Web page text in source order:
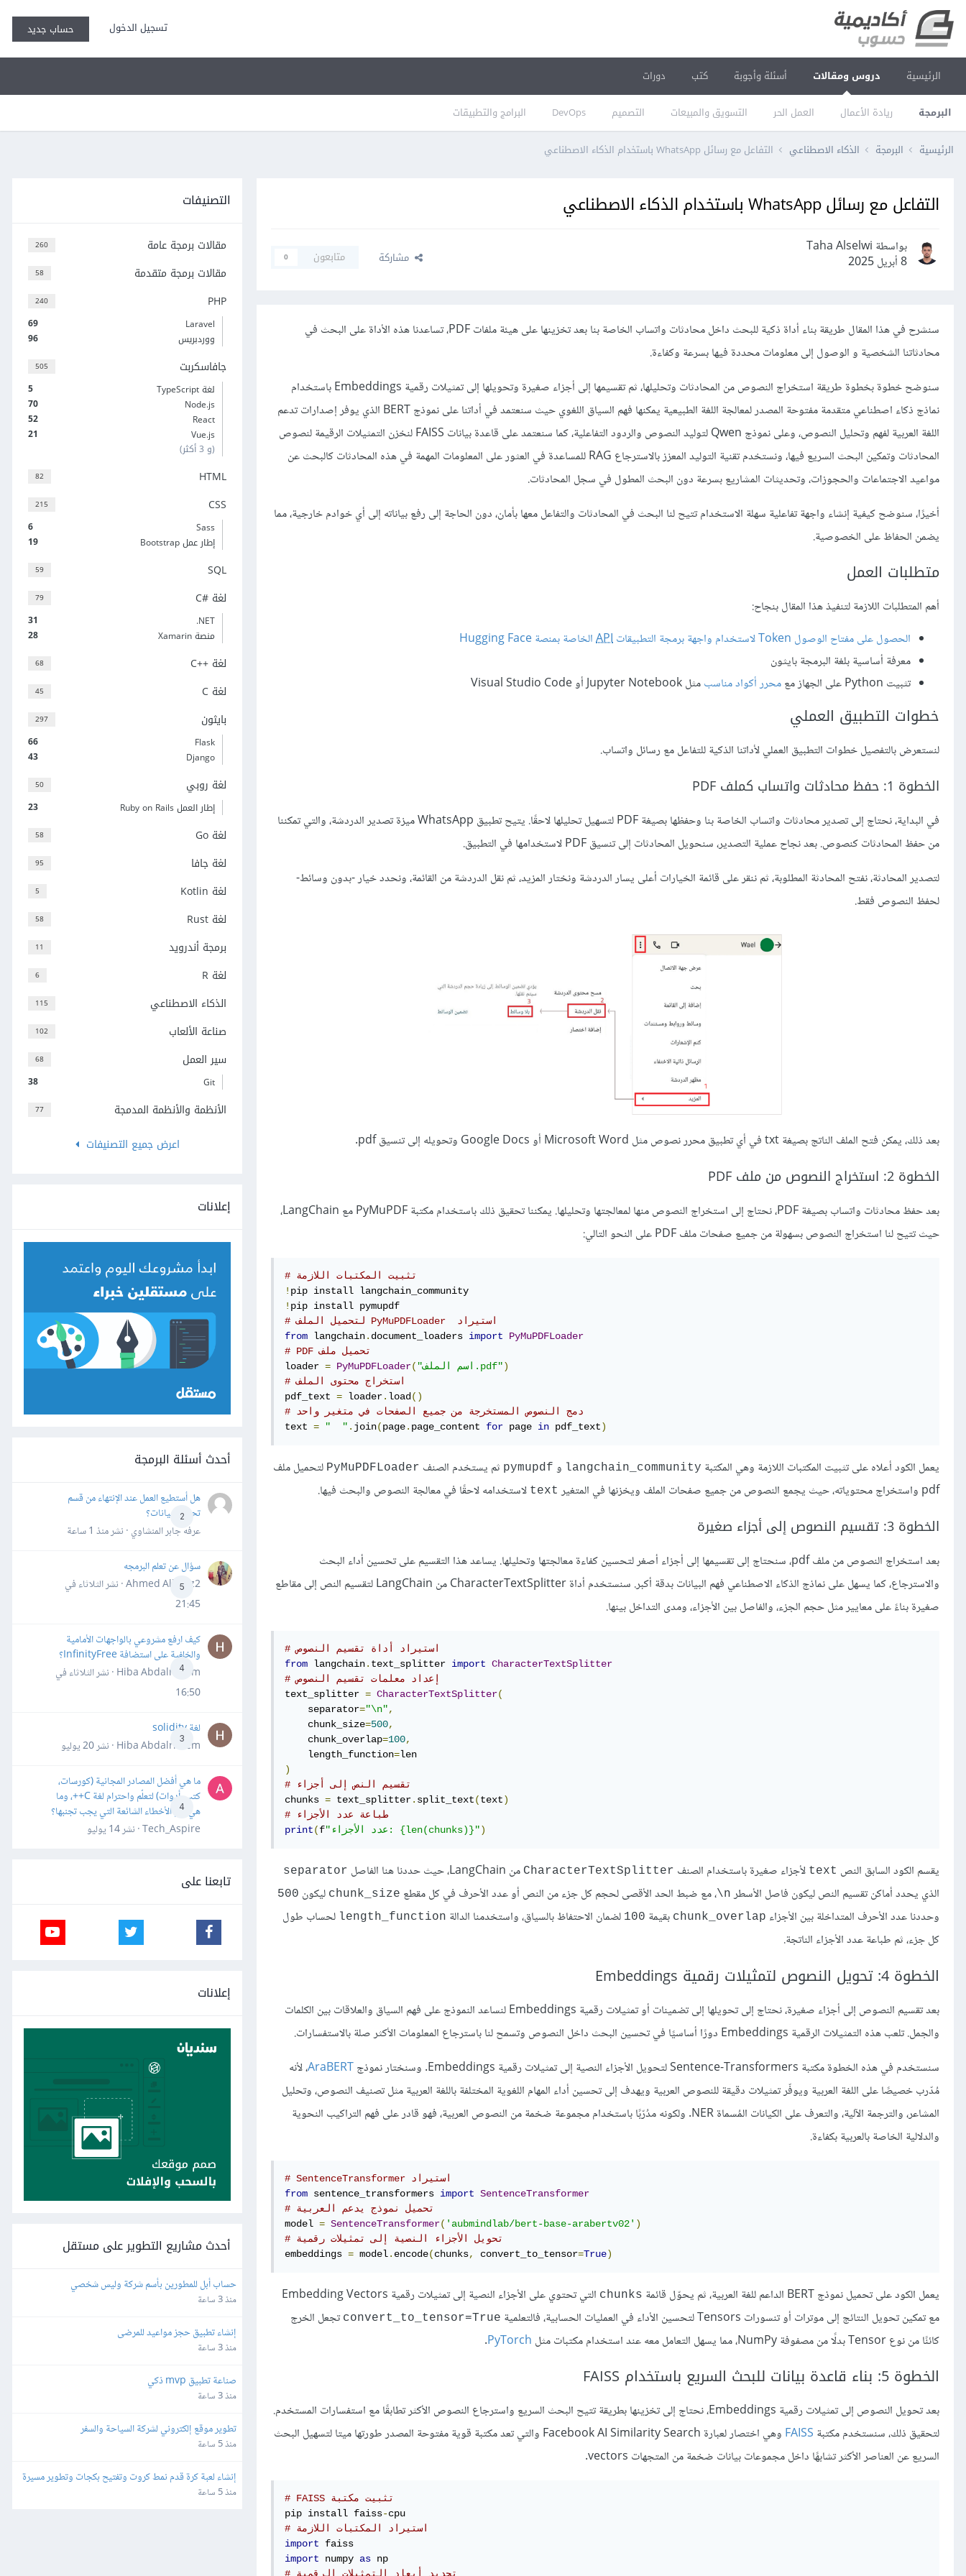
تسجيل الدخول حساب جديد
الرئيسية دروس ومقالات
البرمجة ريادة الأعمال العمل الحر التسويق والمبيعات التصميم DevOps البرامج والتطبيقات
أسئلة وأجوبة كتب دورات
الرئيسية البرمجة الذكاء الاصطناعي التفاعل مع رسائل WhatsApp باستخدام الذكاء الاصطناعي
التفاعل مع رسائل WhatsApp باستخدام الذكاء الاصطناعي
بواسطة Taha Alselwi
8 أبريل 2025
مشاركة متابعون 0
سنشرح في هذا المقال طريقة بناء أداة ذكية للبحث داخل محادثات واتساب الخاصة بنا بعد تخزينها على هيئة ملفات PDF، تساعدنا هذه الأداة على البحث في
محادثاتنا الشخصية و الوصول إلى معلومات محددة فيها بسرعة وكفاءة.
سنوضح خطوة بخطوة طريقة استخراج النصوص من المحادثات وتحليلها، ثم تقسيمها إلى أجزاء صغيرة وتحويلها إلى تمثيلات رقمية Embeddings باستخدام
نماذج ذكاء اصطناعي متقدمة مفتوحة المصدر لمعالجة اللغة الطبيعية يمكنها فهم السياق اللغوي حيث سنعتمد في أداتنا على نموذج BERT الذي يوفر إصدارات تدعم
اللغة العربية لفهم وتحليل النصوص، وعلى نموذج Qwen لتوليد النصوص والردود التفاعلية، كما سنعتمد على قاعدة بيانات FAISS لنخزن التمثيلات الرقيمة لنصوص
المحادثات وتمكين البحث السريع فيها، ونستخدم تقنية التوليد المعزز بالاسترجاع RAG للمساعدة في العثور على المعلومات المهمة في هذه المحادثات كالبحث عن
مواعيد الاجتماعات والحجوزات، وتحديثات المشاريع بسرعة دون البحث المطول في سجل المحادثات.
أخيرًا، سنوضح كيفية إنشاء واجهة تفاعلية سهلة الاستخدام تتيح لنا البحث في المحادثات والتفاعل معها بأمان، دون الحاجة إلى رفع بياناته إلى أي خوادم خارجية، مما
يضمن الحفاظ على الخصوصية.
متطلبات العمل
أهم المتطلبات اللازمة لتنفيذ هذا المقال بنجاح:
الحصول على مفتاح الوصول Token لاستخدام واجهة برمجة التطبيقات
APIالخاصة بمنصة Hugging Face
معرفة أساسية بلغة البرمجة بايثون
تثبيت Python على الجهاز مع
محرر أكواد مناسبمثل Jupyter Notebook أو Visual Studio Code
خطوات التطبيق العملي
لنستعرض بالتفصيل خطوات التطبيق العملي لأداتنا الذكية للتفاعل مع رسائل واتساب.
الخطوة 1: حفظ محادثات واتساب كملف PDF
في البداية، نحتاج إلى تصدير محادثات واتساب الخاصة بنا وحفظها بصيغة PDF لتسهيل تحليلها لاحقًا. يتيح تطبيق WhatsApp ميزة تصدير الدردشة، والتي تمكننا
من حفظ المحادثات كنصوص. بعد نجاح عملية التصدير، سنحويل المحادثات إلى تنسيق PDF لاستخدامها في التطبيق.
لتصدير المحادثة، نفتح المحادثة المطلوبة، ثم ننقر على قائمة الخيارات أعلى يسار الدردشة ونختار المزيد، ثم نقل الدردشة من القائمة، ونحدد خيار -بدون وسائط-
لحفظ النصوص فقط.
بعد ذلك، يمكن فتح الملف الناتج بصيغة txt في أي تطبيق محرر نصوص مثل Microsoft Word أو Google Docs وتحويله إلى تنسيق pdf.
الخطوة 2: استخراج النصوص من ملف PDF
بعد حفظ محادثات واتساب بصيغة PDF، نحتاج إلى استخراج النصوص منها لمعالجتها وتحليلها. يمكننا تحقيق ذلك باستخدام مكتبة PyMuPDF مع LangChain،
حيث تتيح لنا استخراج النصوص بسهولة من جميع صفحات ملف PDF على النحو التالي:
# تثبيت المكتبات اللازمة
!
!
# لتحميل الملف PyMuPDFLoader  استيراد
from langchain. document_loaders import
PyMuPDFLoader
loader = PyMuPDFLoader( "اسم الملف.pdf")
# استخراج محتوى الملف
pdf_text = loader. load()
# دمج النصوص المستخرجة من جميع الصفحات في متغير واحد
text = "  " . join(page. page_content for page in pdf_text)
يعمل الكود أعلاه على تثبيت المكتبات اللازمة وهي المكتبة langchain_community و pymupdf ثم يستخدم الصنف PyMuPDFLoader لتحميل ملف
pdf واستخراج محتوياته، حيث يجمع النصوص من جميع صفحات الملف ويخزنها في المتغير
text لاستخدامه لاحقًا في معالجة النصوص والبحث فيها.
الخطوة 3: تقسيم النصوص إلى أجزاء صغيرة
بعد استخراج النصوص من ملف pdf، سنحتاج إلى تقسيمها إلى أجزاء أصغر لتحسين كفاءة معالجتها وتحليلها. يساعد هذا التقسيم على تحسين أداء البحث
والاسترجاع، كما يسهل على نماذج الذكاء الاصطناعي فهم البيانات بدقة أكبر. سنستخدم أداة CharacterTextSplitter من LangChain لتقسيم النص إلى مقاطع
صغيرة بناءً على معايير مثل حجم الجزء، والفاصل بين الأجزاء، ومدى التداخل بينها.
# استيراد أداة تقسيم النصوص
from langchain. text_splitter import CharacterTextSplitter
# إعداد معلمات تقسيم النصوص
text_splitter = CharacterTextSplitter(
    separator
="\n",
    chunk_size
=500,
    chunk_overlap
=100,
    length_function
=
)
# تقسيم النص إلى أجزاء
chunks = text_splitter. split_text(text)
# طباعة عدد الأجزاء
print(f "عدد الأجزاء: {len(chunks)}")
يقسم الكود السابق النص text لأجزاء صغيرة باستخدام الصنف CharacterTextSplitter من LangChain، حيث حددنا هنا الفاصل separator
الذي يحدد أماكن تقسيم النص ليكون فاصل الأسطر n\ ، مع ضبط الحد الأقصى لحجم كل جزء من النص أو عدد الأحرف في كل مقطع chunk_size ليكون 500
وحددنا عدد الأحرف المتداخلة بين الأجزاء chunk_overlap بقيمة 100 لضمان الاحتفاظ بالسياق، واستخدمنا الدالة length_function لحساب طول
كل جزء، ثم طباعة عدد الأجزاء الناتجة.
الخطوة 4: تحويل النصوص لتمثيلات رقمية Embeddings
بعد تقسيم النصوص إلى أجزاء صغيرة، نحتاج إلى تحويلها إلى تضمينات أو تمثيلات رقمية Embeddings لنساعد النموذج على فهم السياق والعلاقات بين الكلمات
والجمل. تلعب هذه التمثيلات الرقمية Embeddings دورًا أساسيًا في تحسين البحث داخل النصوص وتسمح لنا باسترجاع المعلومات الأكثر صلة بالاستفسارات.
سنستخدم في هذه الخطوة مكتبة Sentence-Transformers لتحويل الأجزاء النصية إلى تمثيلات رقمية Embeddings. وسنختار نموذج
AraBERT، لأنه
مُدّرب خصيصًا على اللغة العربية ويوفّر تمثيلات دقيقة للنصوص العربية ويهدف إلى تحسين أداء المهام اللغوية المختلفة باللغة العربية مثل تصنيف النصوص، وتحليل
المشاعر، والترجمة الآلية، والتعرف على الكيانات المُسماة NER. ولكونه مدُرّبًا باستخدام مجموعة ضخمة من النصوص العربية، فهو قادر على فهم التراكيب النحوية
والدلالية الخاصة بالعربية بكفاءة.
from sentence_transformers import SentenceTransformer
model = SentenceTransformer( 'aubmindlab/bert-base-arabertv02' )
# تحويل الأجزاء النصية إلى تمثيلات رقمية
embeddings = model. encode(chunks, convert_to_tensor=True)
يعمل الكود على تحميل نموذج BERT الداعم للغة العربية، ثم يحوّل قائمة chunks
التي تحتوي على الأجزاء النصية إلى تمثيلات رقمية Embedding Vectors
مع تمكين تحويل النتائج إلى موترات أو تنسورات Tensors لتحسين الأداء في العمليات الحسابية، فالتعلمية
convert_to_tensor=True تجعل الخرج
كائنًا من نوع Tensor بدلًا من مصفوفة NumPy، مما يسهل التعامل معه عند استخدام مكتبات مثل
PyTorch
.
الخطوة 5: بناء قاعدة بيانات للبحث السريع باستخدام FAISS
بعد تحويل النصوص إلى تمثيلات رقمية Embeddings، نحتاج إلى تخزينها بطريقة تتيح البحث السريع واسترجاع النصوص الأكثر تطابقًا مع استفسارات المستخدم.
لتحقيق ذلك، سنستخدم مكتبة FAISS
وهي اختصار لعبارة Facebook AI Similarity Search والتي تعد مكتبة قوية مفتوحة المصدر طورتها ميتا لتسهيل البحث
السريع عن العناصر الأكثر تشابهًا داخل مجموعات بيانات ضخمة من المتجهات vectors.
pip install faiss-
# استيراد المكتبات اللازمة
import
import numpy as
# تحديد أبعاد التمثيلات الرقمية
التصنيفات
260 مقالات برمجة عامة
58 مقالات برمجة متقدمة
240 PHP
69
Laravel
96
ووردبريس
505 جافاسكربت
5
لغة TypeScript
70
Node.js
52
React
21
Vue.js
(و 3 أكثر)
82 HTML
215 CSS
6
Sass
19
إطار عمل Bootstrap
59 SQL
79 لغة C#‎
31
‎.NET
28
منصة Xamarin
68 لغة C++‎
45 لغة C
297 بايثون
66
Flask
43
Django
50 لغة روبي
23 إطار العمل Ruby on Rails
58 لغة Go
95 لغة جافا
5 لغة Kotlin
58 لغة Rust
11 برمجة أندرويد
6 لغة R
115 الذكاء الاصطناعي
102 صناعة الألعاب
68 سير العمل
38 Git
77
الأنظمة والأنظمة المدمجة
اعرض جميع التصنيفات
إعلانات
أحدث أسئلة البرمجة
2
هل أستطيع العمل عند الإنتهاء من قسم
تحليل البيانات؟
عرفه جابر المنشاوي · نشرمنذ 1 ساعة
5
سؤال عن تعلم البرمجه
Ahmed Alhafiz2 · نشر
الثلاثاء في
21:45
4
كيف ارفع مشروعي بالواجهات الأمامية
والخلفية على استضافة InfinityFree؟
Hiba Abdalrheem · نشر
الثلاثاء في
16:50
3
لغة solidity
Hiba Abdalrheem · نشر
20 يوليو
4
ما هي أفضل المصادر المجانية (كورسات،
كتب، أدوات) لتعلّم واحترام لغة C++، وما
هي أهم الأخطاء الشائعة التي يجب تجنبها؟
Tech_Aspire · نشر
14 يوليو
تابعنا على
إعلانات
أحدث مشاريع التطوير على مستقل
حساب أبل للمطورين بأسم شركة وليس شخصي
منذ 3 ساعة
إنشاء تطبيق حجز مواعيد للمرضى
منذ 3 ساعة
صناعة تطبيق mvp ذكي
منذ 3 ساعة
تطوير موقع إلكتروني لشركة السياحة والسفر
منذ 5 ساعة
لاعب للهواتف
منذ 5 ساعة